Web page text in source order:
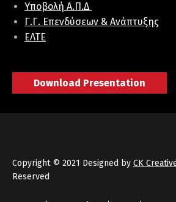
Υποβολή Α.Π.Δ
Γ.Γ. Επενδύσεων & Ανάπτυξης
ΕΛΤΕ
Download Presentation
Copyright © 2021 Designed by CK
Reserved